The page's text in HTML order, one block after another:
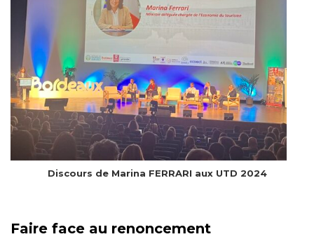
Discours de Marina FERRARI aux UTD 2024
Faire face au renoncement